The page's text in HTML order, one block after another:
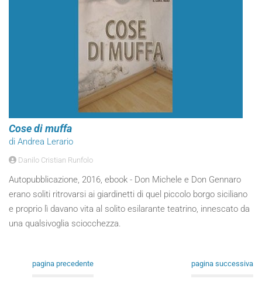
Cose di muffa
di Andrea Lerario
Danilo Cristian Runfolo
Autopubblicazione, 2016, ebook - Don Michele e Don Gennaro
erano soliti ritrovarsi ai giardinetti di quel piccolo borgo siciliano
e proprio lì davano vita al solito esilarante teatrino, innescato da
una qualsivoglia sciocchezza.
pagina precedente pagina successiva